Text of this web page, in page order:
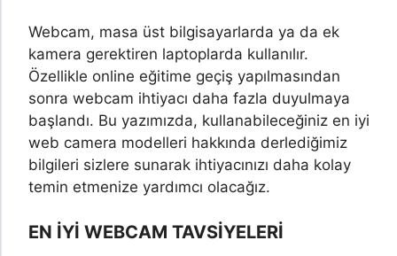
Webcam, masa üst bilgisayarlarda ya da ek
kamera gerektiren laptoplarda kullanılır.
Özellikle online eğitime geçiş yapılmasından
sonra webcam ihtiyacı daha fazla duyulmaya
başlandı. Bu yazımızda, kullanabileceğiniz en iyi
web camera modelleri hakkında derlediğimiz
bilgileri sizlere sunarak ihtiyacınızı daha kolay
temin etmenize yardımcı olacağız.
EN İYİ WEBCAM TAVSİYELERİ